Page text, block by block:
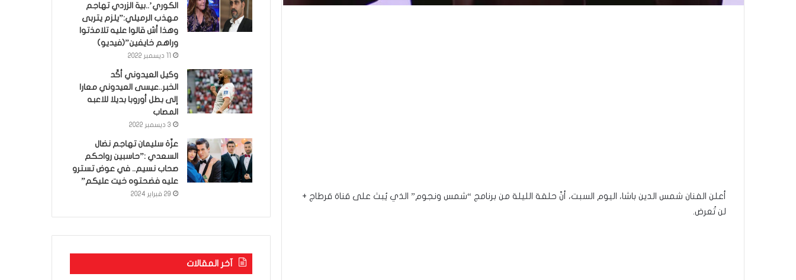
أعلن الفنان شمس الدين باشا، اليوم السبت، أنّ حلقة الليلة من برنامج “شمس ونجوم” الذي يُبث على قناة قرطاج +
لن تُعرض.
الكوري’..بية الزردي تهاجم
مهذب الرميلي:”يلزم يتربى
وهذا أش قالوا عليه تلامذتوا
وراهم خايفين”(فيديو)
وكيل العيدوني أكّد
الخبر..عيسى العيدوني معارا
إلى بطل أوروبا بديلا للاعبه
المصاب
3 ديسمبر 2022
عزّة سليمان تهاجم نضال
السعدي :”حاسبين رواحكم
صحاب نسيم.. في عوض تسترو
عليه فضحتوه خيت عليكم”
29 فبراير 2024
آخر المقالات